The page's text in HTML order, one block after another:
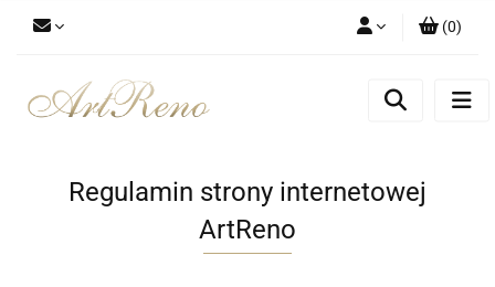
Zgody cookies
(0)
Regulamin strony internetowej
ArtReno